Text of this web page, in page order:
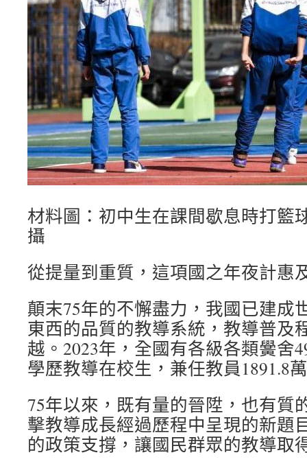
材料圖：初中生在課間歇息時打籃
攝
從提量到重質，這項國之年夜計惠
顛末75年的不懈盡力，我國已建成
東西的品質的教導系統，教導普及
越。2023年，全國有各級各類黌舍
學歷教導在校生，兼任教員1891.8
75年以來，既有量的晉陞，也有質
擊教導成長經過歷程中呈現的新題
的政策支撐，讓國民群眾的教導取